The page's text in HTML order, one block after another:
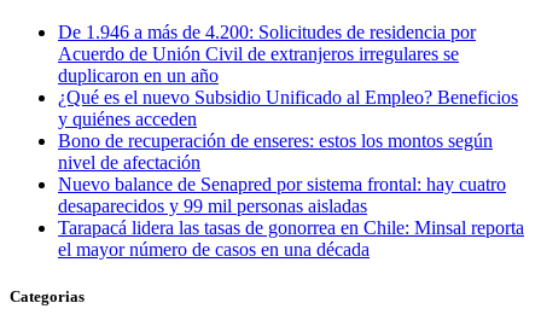
De 1.946 a más de 4.200: Solicitudes de residencia por
Acuerdo de Unión Civil de extranjeros irregulares se
duplicaron en un año
¿Qué es el nuevo Subsidio Unificado al Empleo? Beneficios
y quiénes acceden
Bono de recuperación de enseres: estos los montos según
nivel de afectación
Nuevo balance de Senapred por sistema frontal: hay cuatro
desaparecidos y 99 mil personas aisladas
Tarapacá lidera las tasas de gonorrea en Chile: Minsal reporta
el mayor número de casos en una década
Categorias